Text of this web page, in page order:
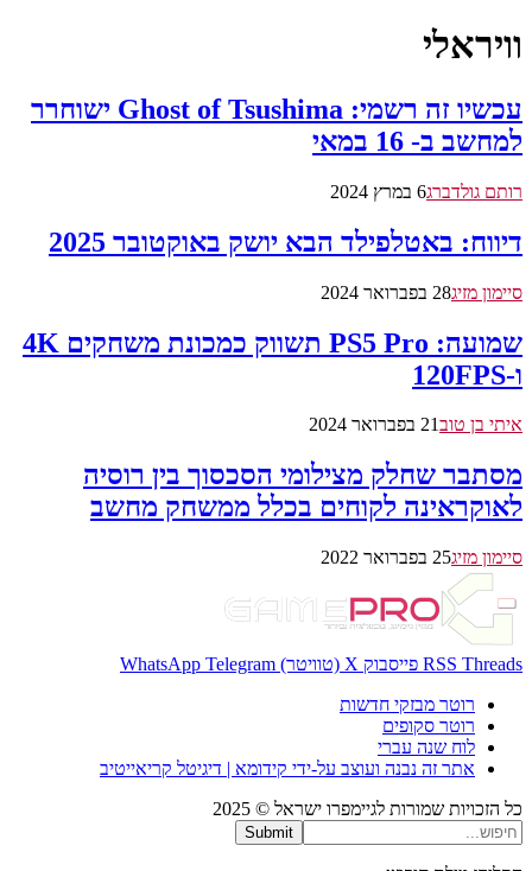
וויראלי
עכשיו זה רשמי: Ghost of Tsushima ישוחרר
למחשב ב- 16 במאי
רותם גולדברג6 במרץ 2024
דיווח: באטלפילד הבא יושק באוקטובר 2025
סיימון מזיג28 בפברואר 2024
שמועה: PS5 Pro תשווק כמכונת משחקים 4K
ו-120FPS
איתי בן טוב21 בפברואר 2024
מסתבר שחלק מצילומי הסכסוך בין רוסיה
לאוקראינה לקוחים בכלל ממשחק מחשב
סיימון מזיג25 בפברואר 2022
RSS Threads פייסבוק X (טוויטר) WhatsApp Telegram
רוטר מבזקי חדשות
רוטר סקופים
לוח שנה עברי
אתר זה נבנה ועוצב על-ידי קידומא | דיגיטל קריאייטיב
כל הזכויות שמורות לגיימפרו ישראל © 2025
Submit